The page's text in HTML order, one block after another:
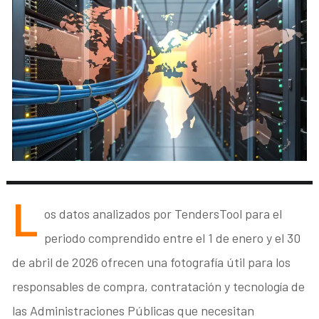
L os datos analizados por TendersTool para el
periodo comprendido entre el 1 de enero y el 30
de abril de 2026 ofrecen una fotografía útil para los
responsables de compra, contratación y tecnología de
las Administraciones Públicas que necesitan